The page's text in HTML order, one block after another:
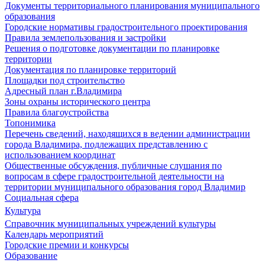
Документы территориального планирования муниципального
образования
Городские нормативы градостроительного проектирования
Правила землепользования и застройки
Решения о подготовке документации по планировке
территории
Документация по планировке территорий
Площадки под строительство
Адресный план г.Владимира
Зоны охраны исторического центра
Правила благоустройства
Топонимика
Перечень сведений, находящихся в ведении администрации
города Владимира, подлежащих представлению с
использованием координат
Общественные обсуждения, публичные слушания по
вопросам в сфере градостроительной деятельности на
территории муниципального образования город Владимир
Социальная сфера
Культура
Справочник муниципальных учреждений культуры
Календарь мероприятий
Городские премии и конкурсы
Образование